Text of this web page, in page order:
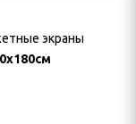
экраны